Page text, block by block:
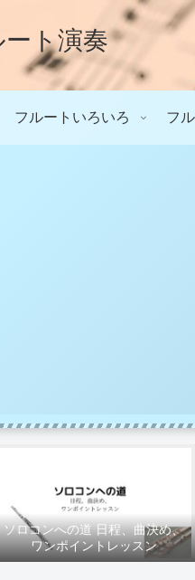
ト演奏
フルートいろいろ フ
ソロコンへの道 日程、曲決め、
ワンポイントレッスン